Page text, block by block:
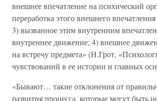
внешнее впечатление на психический
переработка этого внешнего
3) вызванное этим внутренним
внутреннее движение; 4) внешнее
на встречу предмета» (Н.Грот,
чувствований в ее истории и главных
«Бывают… такие отклонения от
развития процесса, которые могут быть